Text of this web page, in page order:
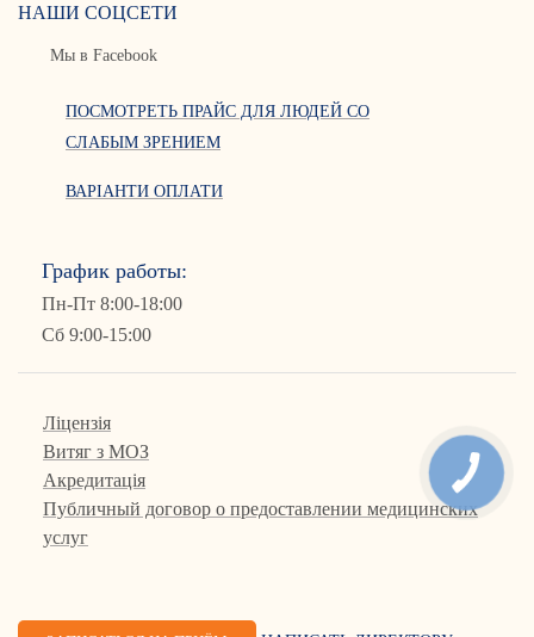
График работы:
Пн-Пт 8:00-18:00
Сб 9:00-15:00
Ліцензія
Витяг з МОЗ
Акредитація
Публичный договор о предоставлении медицинских
услуг
НАШИ СОЦСЕТИ
Мы в Facebook
ПОСМОТРЕТЬ ПРАЙС ДЛЯ ЛЮДЕЙ СО
СЛАБЫМ ЗРЕНИЕМ
ВАРІАНТИ ОПЛАТИ